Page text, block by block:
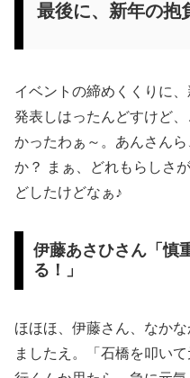
最後に、新年の抱
イベントの締めくくりに
発表しはったんどすけど
かったわぁ～。あんさん
か？ まぁ、どれもらしさ
どしたけどなぁ♪
伊藤あさひさん「慎
る！」
ほほほ、伊藤さん、なか
ましたえ。「石橋を叩い